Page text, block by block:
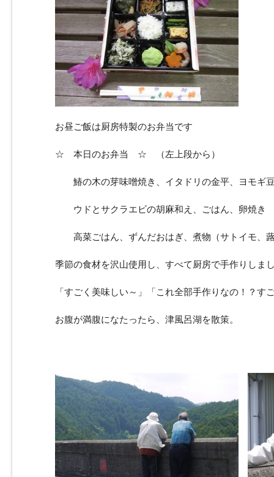
お昼ご飯は厨房特製のお弁当です
☆ 本日のお弁当 ☆ （左上段から）
鰆の木の芽味噌焼き、イタドリの金平、ヨモギ
ウドとサクラエビの胡麻和え、ごはん、卵焼き
高菜ごはん、ずんだおはぎ、煮物（サトイモ、
季節の食材を沢山使用し、すべて厨房で手作りしま
「すごく美味しい～」「これ全部手作りなの！？す
お腹が満腹になたったら、津風呂湖を散策。